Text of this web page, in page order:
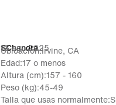
SChandra
13 ago 2025
Ubicación Irvine, CA
Edad 17 o menos
Altura (cm) 157 - 160
Peso (kg) 45-49
Talla que usas normalmente S